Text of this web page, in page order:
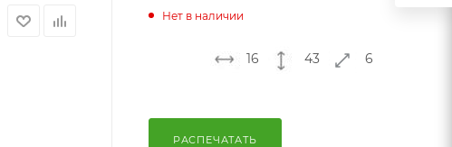
Нет в наличии
16 43 6
РАСПЕЧАТАТЬ